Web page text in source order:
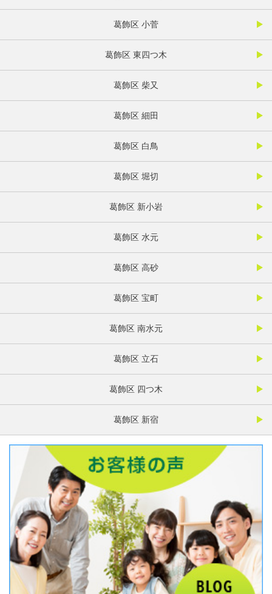
葛飾区 小菅
葛飾区 東四つ木
葛飾区 柴又
葛飾区 細田
葛飾区 白鳥
葛飾区 堀切
葛飾区 新小岩
葛飾区 水元
葛飾区 高砂
葛飾区 宝町
葛飾区 南水元
葛飾区 立石
葛飾区 四つ木
葛飾区 新宿